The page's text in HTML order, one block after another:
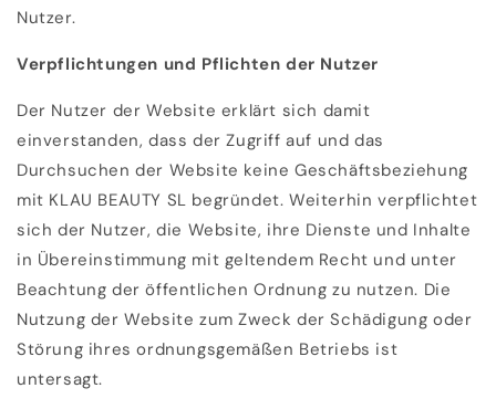
Nutzer.
Verpflichtungen und Pflichten der Nutzer
Der Nutzer der Website erklärt sich damit
einverstanden, dass der Zugriff auf und das
Durchsuchen der Website keine Geschäftsbeziehung
mit KLAU BEAUTY SL begründet. Weiterhin verpflichtet
sich der Nutzer, die Website, ihre Dienste und Inhalte
in Übereinstimmung mit geltendem Recht und unter
Beachtung der öffentlichen Ordnung zu nutzen. Die
Nutzung der Website zum Zweck der Schädigung oder
Störung ihres ordnungsgemäßen Betriebs ist
untersagt.